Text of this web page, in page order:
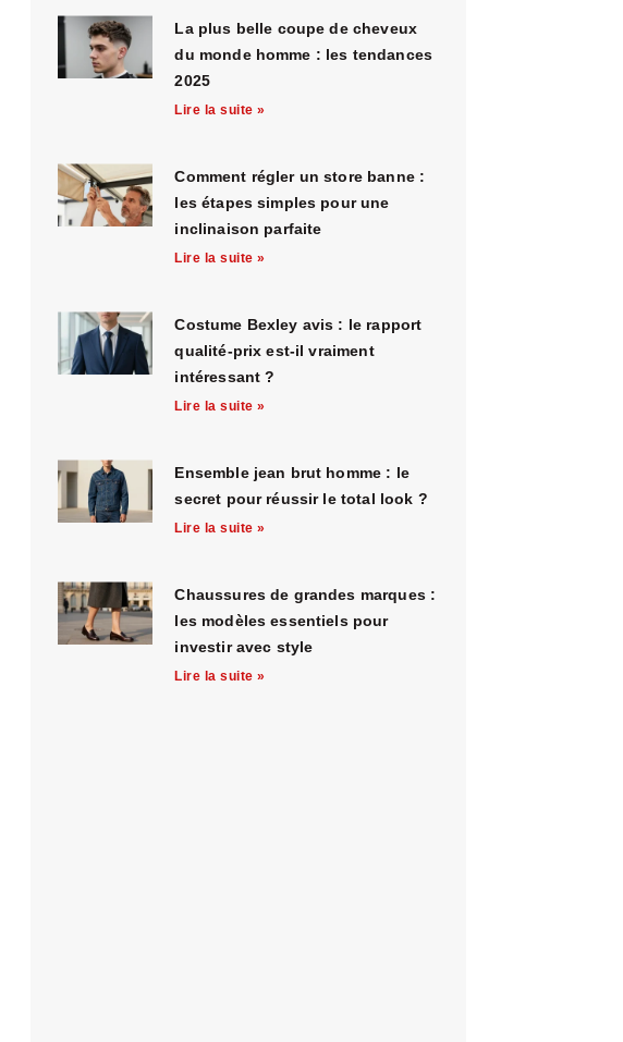
La plus belle coupe de cheveux
du monde homme : les tendances
2025
Lire la suite »
Comment régler un store banne :
les étapes simples pour une
inclinaison parfaite
Lire la suite »
Costume Bexley avis : le rapport
qualité-prix est-il vraiment
intéressant ?
Lire la suite »
Ensemble jean brut homme : le
secret pour réussir le total look ?
Lire la suite »
Chaussures de grandes marques :
les modèles essentiels pour
investir avec style
Lire la suite »